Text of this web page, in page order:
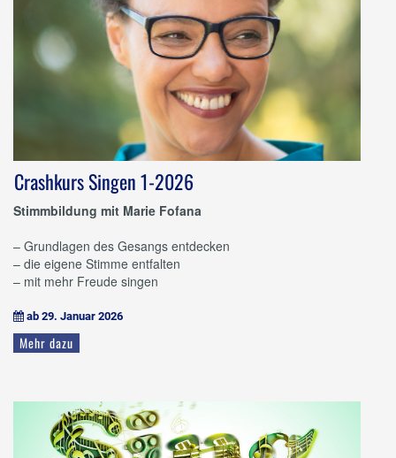
Crashkurs Singen 1-2026
Stimmbildung mit Marie Fofana
– Grundlagen des Gesangs entdecken
– die eigene Stimme entfalten
– mit mehr Freude singen
 ab 29. Januar 2026
Mehr dazu